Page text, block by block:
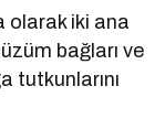
olarak iki ana
bağları ve
tutkunlarını